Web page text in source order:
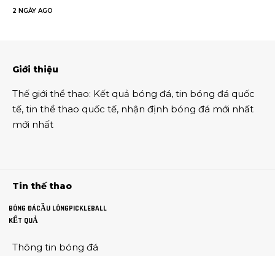
2 NGÀY AGO
Giới thiệu
Thế giới thể thao: Kết quả bóng đá, tin bóng đá quốc
tế, tin thể thao quốc tế, nhận định bóng đá mới nhất
mới nhất
Tin thế thao
BÓNG ĐÁCẦU LÔNGPICKLEBALL
KẾT QUẢ
Thông tin bóng đá